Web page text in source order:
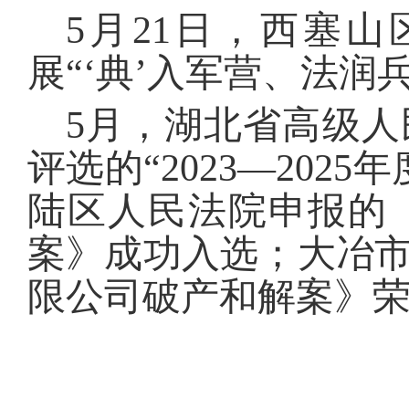
5月21日，西塞山
展“‘典’入军营、法
5月，湖北省高级
评选的“2023—2025
陆区人民法院申报的
案》成功入选；大冶
限公司破产和解案》